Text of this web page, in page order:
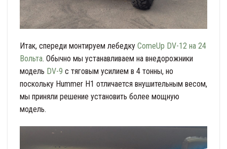
Итак, спереди монтируем лебедку ComeUp DV-12 на 24
Вольта. Обычно мы устанавливаем на внедорожники
модель DV-9 с тяговым усилием в 4 тонны, но
поскольку Hummer H1 отличается внушительным весом,
мы приняли решение установить более мощную
модель.